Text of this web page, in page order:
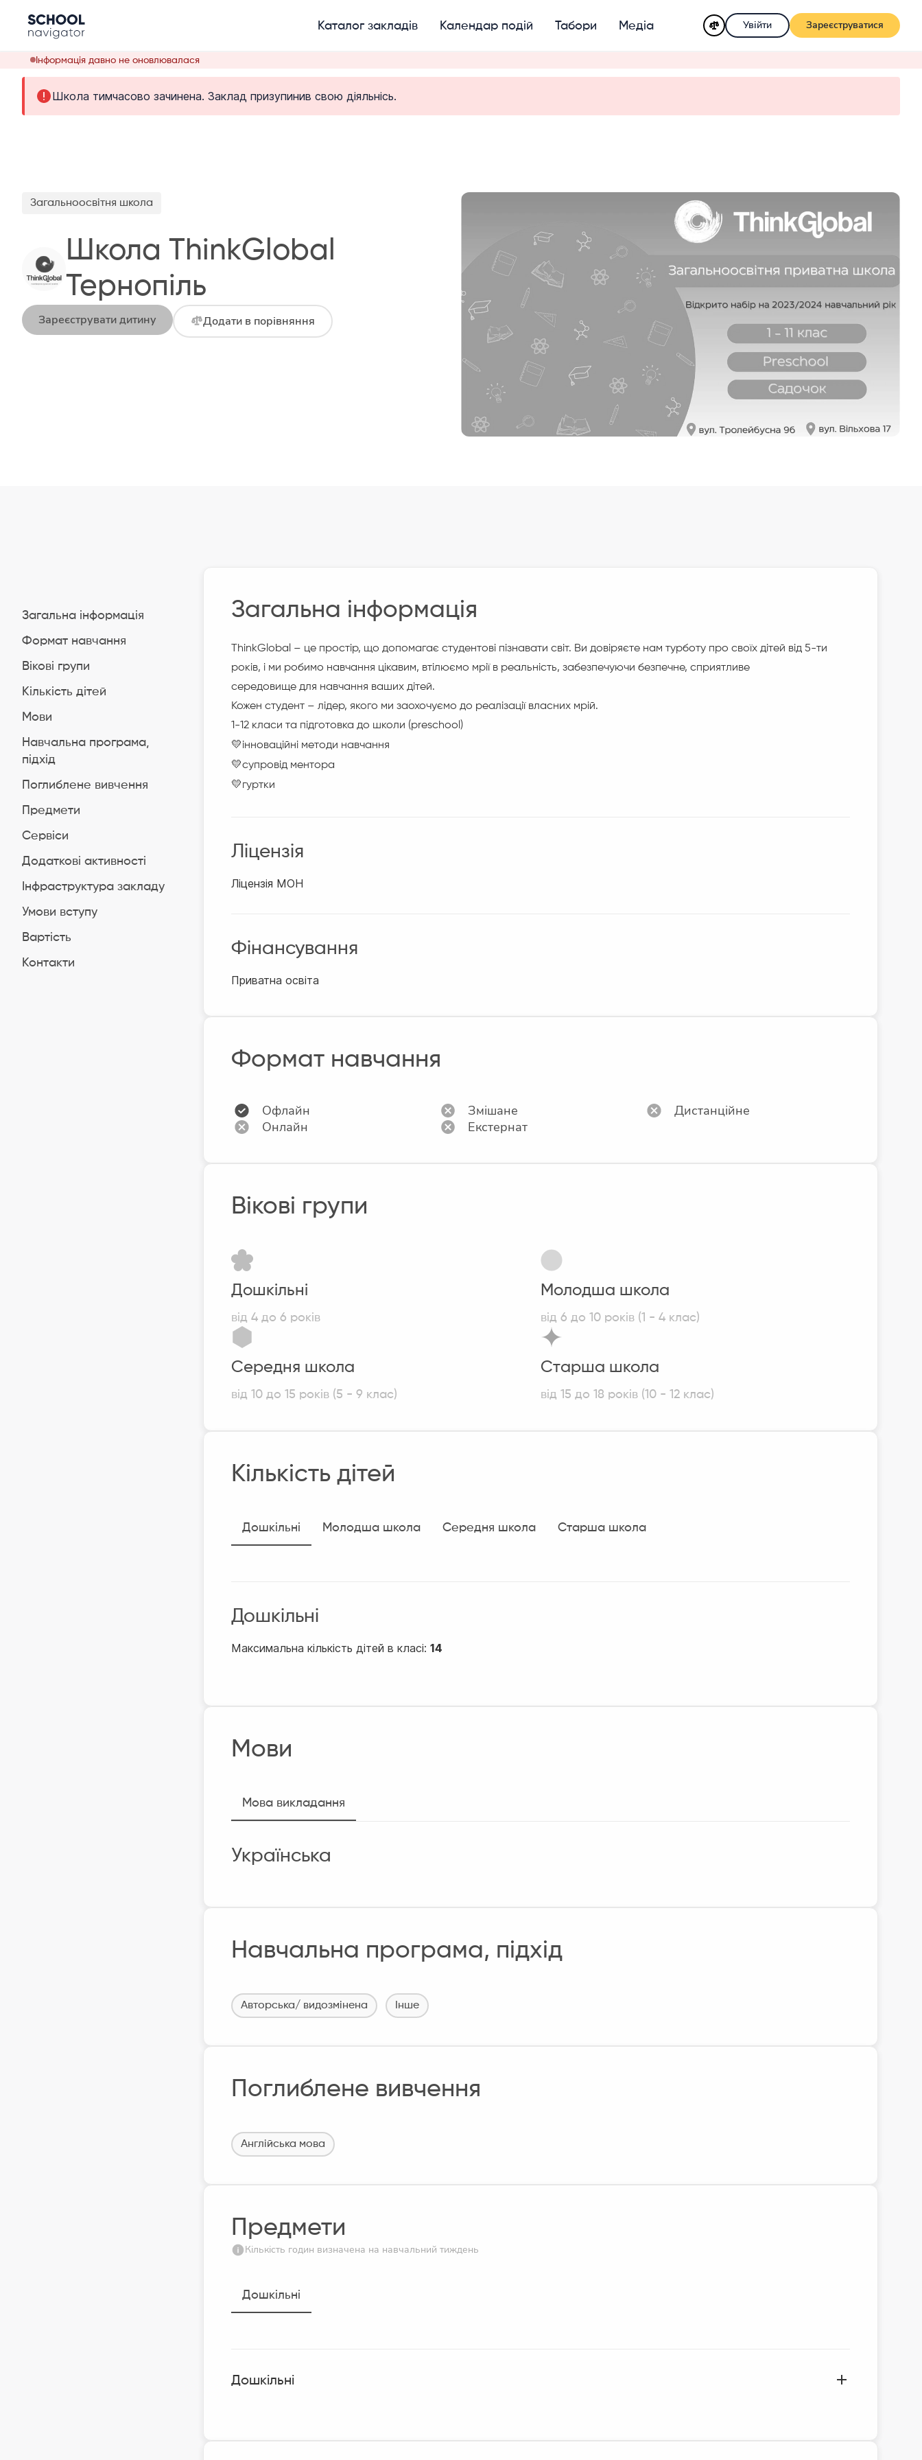
Каталог закладів Календар подій Табори Медіа Увійти Зареєструватися
Інформація давно не оновлювалася
Школа тимчасово зачинена. Заклад призупинив свою діяльнісь.
Загальноосвітня школа
Школа ThinkGlobal
Тернопіль
Зареєструвати дитину Додати в порівняння
Загальна інформація
Формат навчання
Вікові групи
Кількість дітей
Мови
Навчальна програма,
підхід
Поглиблене вивчення
Предмети
Cервіси
Додаткові активності
Інфраструктура закладу
Умови вступу
Вартість
Контакти
Загальна інформація
ThinkGlobal – це простір, що допомагає студентові пізнавати світ. Ви довіряєте нам турботу про своїх дітей від 5-ти
років, і ми робимо навчання цікавим, втілюємо мрії в реальність, забезпечуючи безпечне, сприятливе
середовище для навчання ваших дітей.
Кожен студент – лідер, якого ми заохочуємо до реалізації власних мрій.
1-12 класи та підготовка до школи (preschool)
💛інноваційні методи навчання
💛супровід ментора
💛гуртки
Ліцензія
Ліцензія МОН
Фінансування
Приватна освіта
Формат навчання
Офлайн Змішане
Дистанційне
Онлайн
Екстернат
Вікові групи
Дошкільні
від 4 до 6 років
Молодша школа
від 6 до 10 років (1 - 4 клас)
Середня школа
від 10 до 15 років (5 - 9 клас)
Старша школа
від 15 до 18 років (10 - 12 клас)
Кількість дітей
Дошкільні Молодша школа Середня школа Старша школа
Дошкільні
Максимальна кількість дітей в класі: 14
Мови
Мова викладання
Українська
Навчальна програма, підхід
Авторська/ видозмінена Інше
Поглиблене вивчення
Англійська мова
Предмети
Кількість годин визначена на навчальний тиждень
Дошкільні
Дошкільні